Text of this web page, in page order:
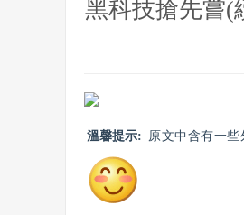
黑科技搶先嘗(
溫馨提示: 原文中含有一